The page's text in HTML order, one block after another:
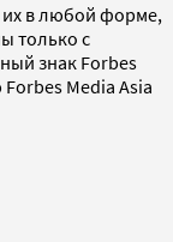
их в любой форме,
только с
знак Forbes
Media Asia